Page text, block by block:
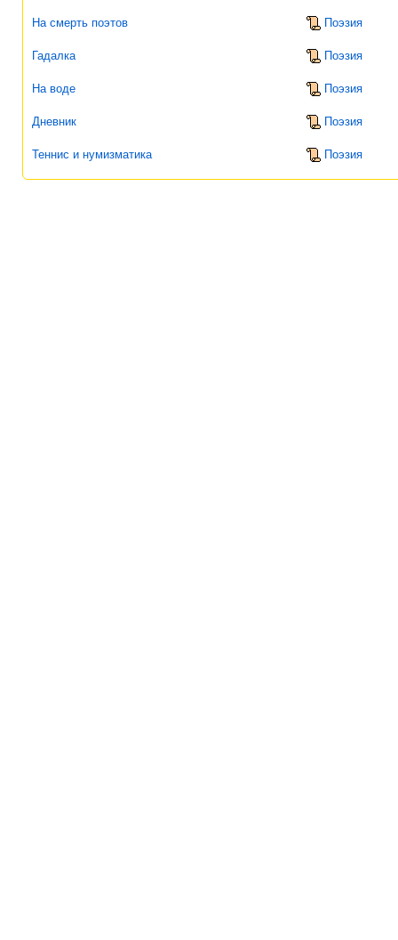
На смерть поэтов Поэзия
Гадалка Поэзия
На воде Поэзия
Дневник Поэзия
Теннис и нумизматика Поэзия